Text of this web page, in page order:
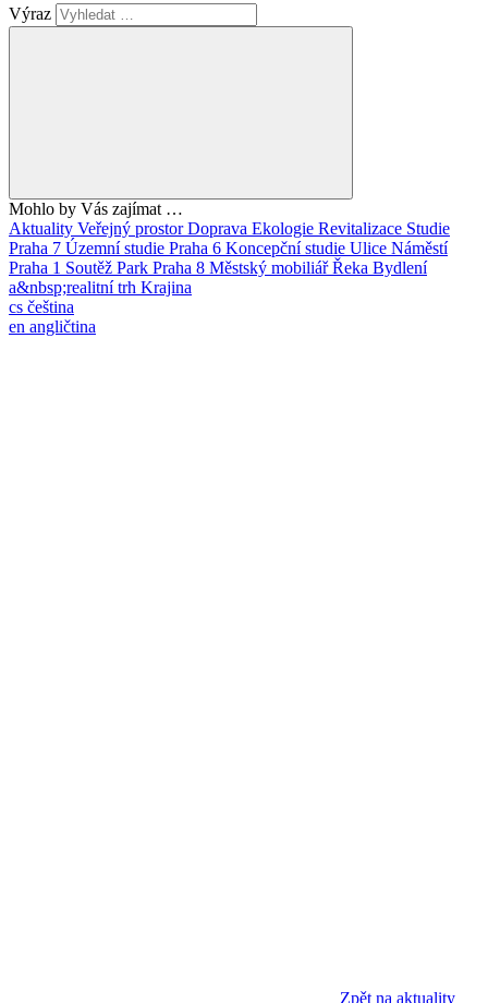
Výraz
Mohlo by Vás zajímat …
Aktuality Veřejný prostorDoprava Ekologie Revitalizace Studie
Praha 7 Územní studie Praha 6 Koncepční studie Ulice Náměstí
Praha 1 Soutěž Park Praha 8 Městský mobiliářŘeka Bydlení
a&nbsp;realitní trh Krajina
cs čeština
en angličtina
Zpět na aktuality